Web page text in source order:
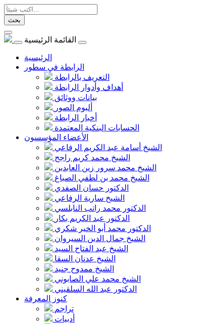
بحث
القائمة الرئيسية
الرئيسية
الرابطة في سطور
التعريف بالرابطة
أهداف وأدوار الرابطة
بيانات ووثائق
ألبوم الصور
أخبار الرابطة
الحسابات البنكية المعتمدة
الأعضاء المؤسسون
الشيخ أسامة عبد الكريم الرفاعي
الشيخ محمد كريم راجح
الشيخ محمد سرور زين العابدين
الشيخ محمد بن لطفي الصباغ
الدكتور حسان الصفدي
الشيخ سارية الرفاعي
الدكتور محمد راتب النابلسي
الدكتور عبد الكريم بكار
الدكتور محمد أبو الخير شكري
الشيخ جمال الدين السيروان
الشيخ عبد الفتاح السيد
الشيخ عدنان السقا
الشيخ ممدوح جنيد
الشيخ محمد علي الصابوني
الدكتور عبد الله السلقيني
كنوز المعرفة
تراجم
أدبيات